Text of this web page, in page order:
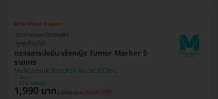
รวมตรวจมะเร็งยอดฮิต
ถูกสุดในเว็บ!
ตรวจสารบ่งชี้มะเร็งหญิง Tumor Marker 5
รายการ
MedConsult Bangkok Medical Clinic
วัฒนา
BTS ทองหล่อ
1,990 บาท2,800 บาท ประหยัด 29%